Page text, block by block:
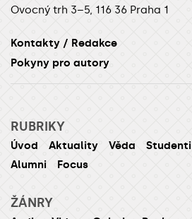
Ovocný trh 3–5, 116 36 Praha 1
Kontakty / Redakce
Pokyny pro autory
RUBRIKY
Úvod Aktuality Věda Studenti
Alumni
Focus
ŽÁNRY